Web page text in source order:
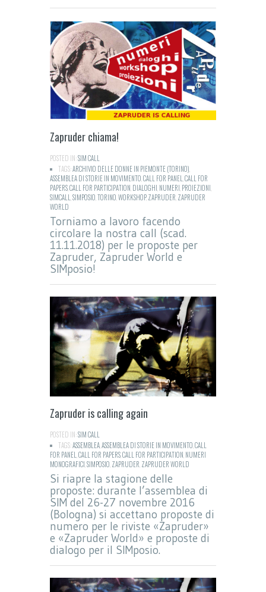
Zapruder chiama!
POSTED IN:SIM CALL
TAGS:ARCHIVIO DELLE DONNE IN PIEMONTE (TORINO)
ASSEMBLEA DI STORIE IN MOVIMENTO CALL FOR PANEL CALL FOR
PAPERSCALL FOR PARTICIPATION DIALOGHI NUMERI PROIEZIONI
SIMCALL SIMPOSIO TORINO WORKSHOP,ZAPRUDER ZAPRUDER
WORLD
Torniamo a lavoro facendo
circolare la nostra call (scad.
11.11.2018) per le proposte per
Zapruder, Zapruder World e
SIMposio!
Zapruder is calling again
POSTED IN:SIM CALL
TAGS:ASSEMBLEAASSEMBLEA DI STORIE IN MOVIMENTO CALL
FOR PANEL CALL FOR PAPERSCALL FOR PARTICIPATION NUMERI
MONOGRAFICI SIMPOSIO ZAPRUDER ZAPRUDER WORLD
Si riapre la stagione delle
proposte: durante l’assemblea di
SIM del 26-27 novembre 2016
(Bologna) si accettano proposte di
numero per le riviste «Zapruder»
e «Zapruder World» e proposte di
dialogo per il SIMposio.